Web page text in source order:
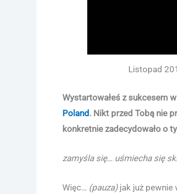
Listopad
Wystartowałeś z sukcesem
Poland . Nikt przed Tobą nie
konkretnie zadecydowało o
zamyśla się… uśmiecha się
Więc… (pauza)jak już pewnie